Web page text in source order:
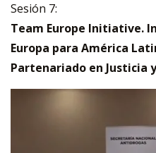
Sesión 7:
Team Europe Initiative.
Europa para América
Partenariado en Justicia